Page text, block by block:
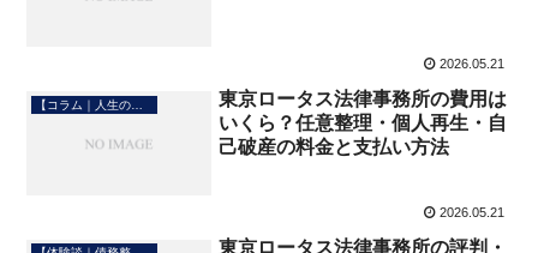
2026.05.21
【コラム｜人生の転機】
東京ロータス法律事務所の費用は
いくら？任意整理・個人再生・自
己破産の料金と支払い方法
2026.05.21
東京ロータス法律事務所の評判・